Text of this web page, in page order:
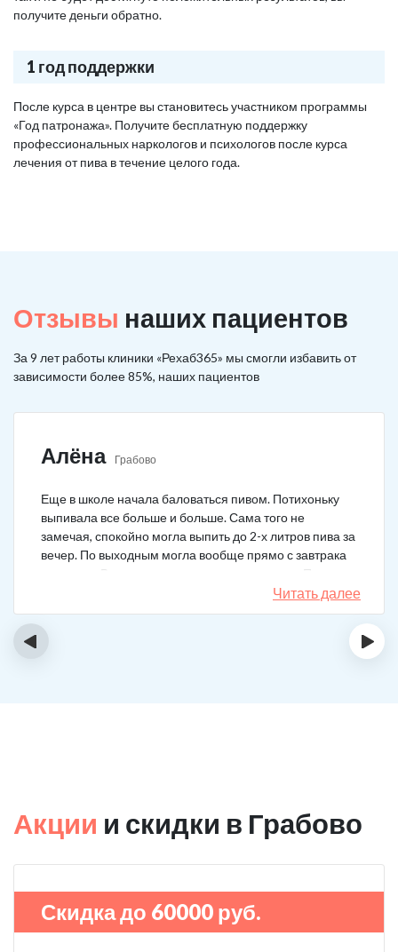
получите деньги обратно.
1 год поддержки
После курса в центре вы становитесь участником программы
«Год патронажа». Получите бесплатную поддержку
профессиональных наркологов и психологов после курса
лечения от пива в течение целого года.
Отзывы наших пациентов
За 9 лет работы клиники «Рехаб365» мы смогли избавить от
зависимости более 85%, наших пациентов
Алёна Грабово
Еще в школе начала баловаться пивом. Потихоньку
выпивала все больше и больше. Сама того не
замечая, спокойно могла выпить до 2-х литров пива за
вечер. По выходным могла вообще прямо с завтрака
выпивать. В клинику решила позвонить сама. Прошла
курс и уже год не принимаю алкоголь вообще никакой.
Читать далее
‹ ›
Акции и скидки в Грабово
Скидка до 60000 руб.